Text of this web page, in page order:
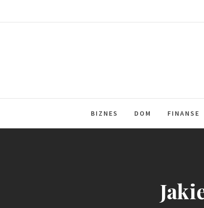
BIZNES DOM FINANSE